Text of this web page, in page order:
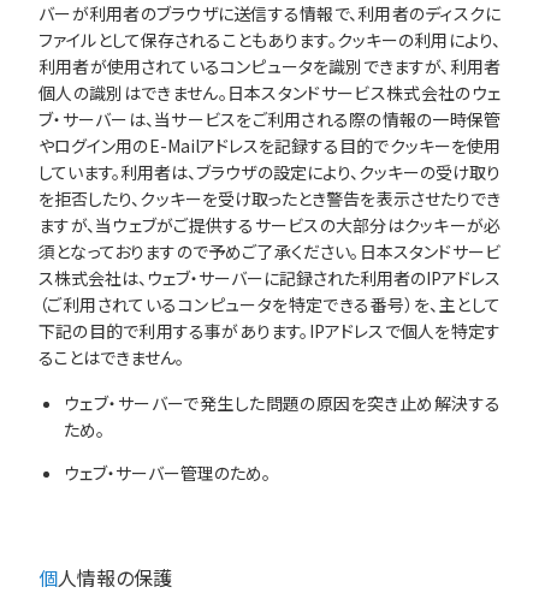
バーが利用者のブラウザに送信する情報で、利用者のディスクに
ファイルとして保存されることもあります。クッキーの利用により、
利用者が使用されているコンピュータを識別できますが、利用者
個人の識別はできません。日本スタンドサービス株式会社のウェ
ブ・サーバーは、当サービスをご利用される際の情報の一時保管
やログイン用のE-Mailアドレスを記録する目的でクッキーを使用
しています。利用者は、ブラウザの設定により、クッキーの受け取り
を拒否したり、クッキーを受け取ったとき警告を表示させたりでき
ますが、当ウェブがご提供するサービスの大部分はクッキーが必
須となっておりますので予めご了承ください。日本スタンドサービ
ス株式会社は、ウェブ・サーバーに記録された利用者のIPアドレス
（ご利用されているコンピュータを特定できる番号）を、主として
下記の目的で利用する事があります。IPアドレスで個人を特定す
ることはできません。
ウェブ・サーバーで発生した問題の原因を突き止め解決する
ため。
ウェブ・サーバー管理のため。
個人情報の保護